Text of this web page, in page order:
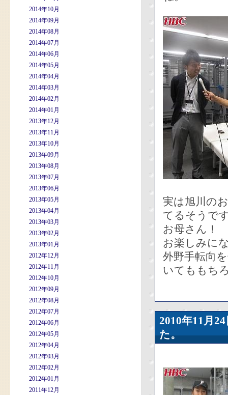
2014年10月
2014年09月
2014年08月
2014年07月
2014年06月
2014年05月
2014年04月
2014年03月
2014年02月
2014年01月
2013年12月
2013年11月
2013年10月
2013年09月
2013年08月
2013年07月
2013年06月
2013年05月
2013年04月
2013年03月
2013年02月
2013年01月
2012年12月
2012年11月
2012年10月
2012年09月
2012年08月
2012年07月
2012年06月
2012年05月
2012年04月
2012年03月
2012年02月
2012年01月
2011年12月
実は旭川の
てるそうで
お母さん！
お楽しみに
外野手転向
いてももち
2010年11
た。